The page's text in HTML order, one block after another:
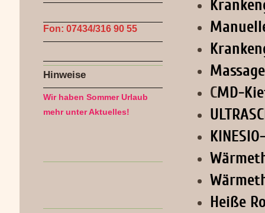
Man
Massage
CMD-
Heiße
Fon: 07434/316 90 55
Hinweise
Wir haben Sommer Urlaub
mehr unter Aktuelles!